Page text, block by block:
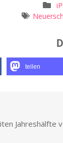
teilen
Jahreshälfte